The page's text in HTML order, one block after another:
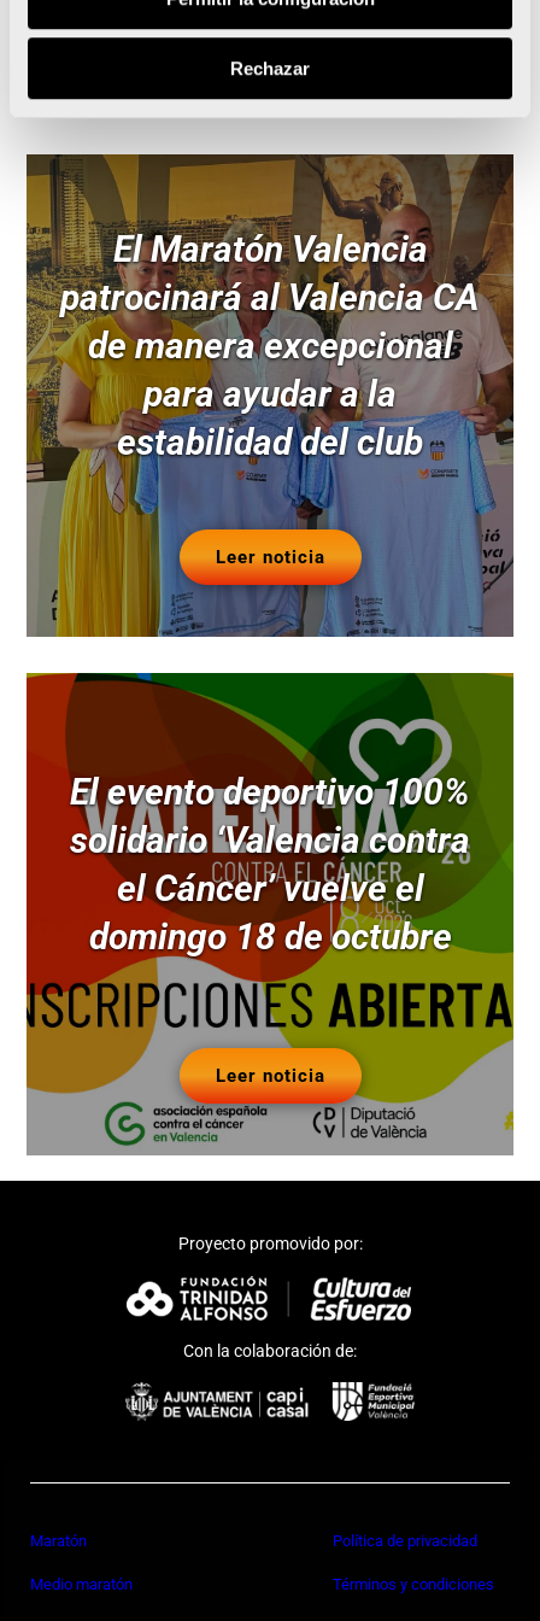
Rechazar
Leer noticia
El Maratón Valencia
patrocinará al Valencia CA
de manera excepcional
para ayudar a la
estabilidad del club
Leer noticia
El evento deportivo 100%
solidario ‘Valencia contra
el Cáncer’ vuelve el
domingo 18 de octubre
Leer noticia
Proyecto promovido por:
Con la colaboración de:
Maratón
Medio maratón
Política de privacidad
Términos y condiciones